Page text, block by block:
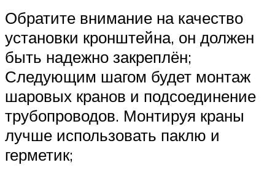
Обратите внимание на качество
установки кронштейна, он должен
быть надежно закреплён;
Следующим шагом будет монтаж
шаровых кранов и подсоединение
трубопроводов. Монтируя краны
лучше использовать паклю и
герметик;